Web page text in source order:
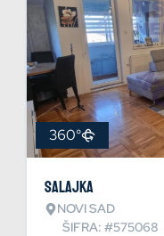
360°
Salajka
NOVI SAD
ŠIFRA: #575068